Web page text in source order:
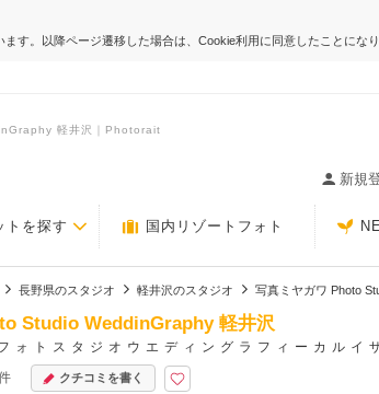
す。以降ページ遷移した場合は、Cookie利用に同意したことにな
軽井沢｜Photorait
新規
トを探す 国内リゾートフォト
長野県のスタジオ 軽井沢のスタジオ 写真ミヤガワ Photo
Studio WeddinGraphy 軽井沢
ォトスタジオウエディングラフィーカルイ
クチコミを書く